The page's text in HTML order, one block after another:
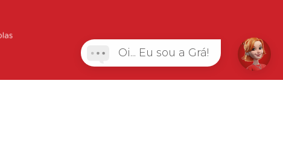
Oi... Eu sou a Grá!